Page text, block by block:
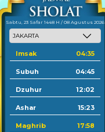
Sabtu, 23 Safar 1448 H / 08 Agustus 2026
Imsak 04:35
Subuh 04:45
Dzuhur 12:02
Ashar 15:23
Maghrib 17:58